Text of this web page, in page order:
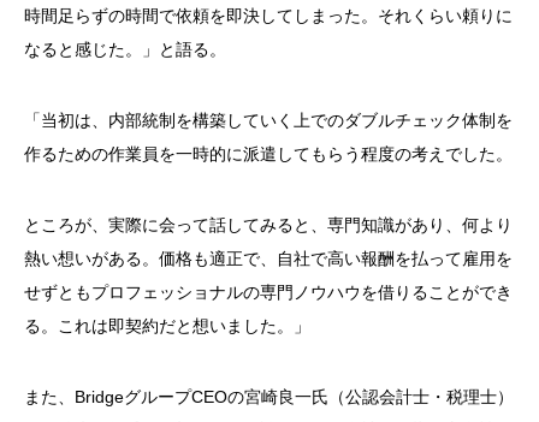
時間足らずの時間で依頼を即決してしまった。それくらい頼りに
なると感じた。」と語る。
「当初は、内部統制を構築していく上でのダブルチェック体制を
作るための作業員を一時的に派遣してもらう程度の考えでした。
ところが、実際に会って話してみると、専門知識があり、何より
熱い想いがある。価格も適正で、自社で高い報酬を払って雇用を
せずともプロフェッショナルの専門ノウハウを借りることができ
る。これは即契約だと想いました。」
また、BridgeグループCEOの宮崎良一氏（公認会計士・税理士）